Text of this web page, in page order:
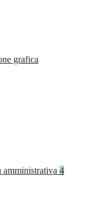
grafica
amministrativa 4